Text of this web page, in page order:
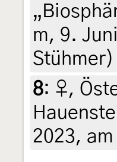
m, 9.
Stühmer)
8: ♀,
2023,